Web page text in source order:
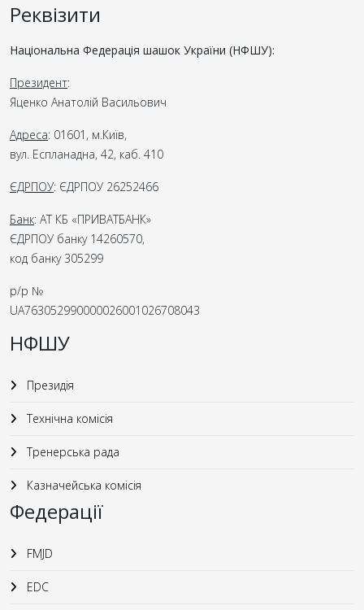
Реквізити
Національна Федерація шашок України (НФШУ):
Президент:
Яценко Анатолій Васильович
Адреса: 01601, м.Київ,
вул. Еспланадна, 42, каб. 410
ЄДРПОУ: ЄДРПОУ 26252466
Банк: АТ КБ «ПРИВАТБАНК»
ЄДРПОУ банку 14260570,
код банку 305299
р/р №
UA763052990000026001026708043
НФШУ
Президія
Технічна комісія
Тренерська рада
Казначейська комісія
Федерації
FMJD
EDC